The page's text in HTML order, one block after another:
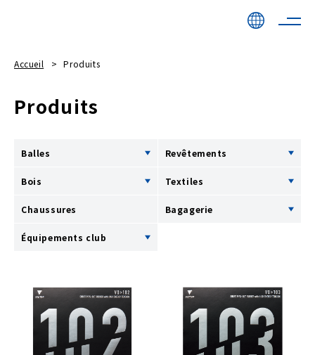
Accueil Produits
Produits
Balles Revêtements
Bois Textiles
Chaussures Bagagerie
Équipements club